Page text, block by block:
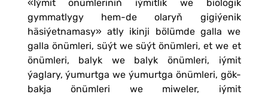
«Iýmit önümleriniň iýmitlik we biologik
gymmatlygy hem-de olaryň gigiýenik
häsiýetnamasy» atly ikinji bölümde galla we
galla önümleri, süýt we süýt önümleri, et we et
önümleri, balyk we balyk önümleri, iýmit
ýaglary, ýumurtga we ýumurtga önümleri, gök-
bakja önümleri we miweler, iýmit